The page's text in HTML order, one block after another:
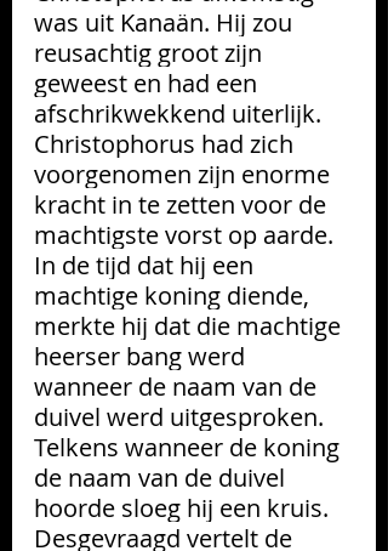
was uit Kanaän. Hij zou
reusachtig groot zijn
geweest en had een
afschrikwekkend uiterlijk.
Christophorus had zich
voorgenomen zijn enorme
kracht in te zetten voor de
machtigste vorst op aarde.
In de tijd dat hij een
machtige koning diende,
merkte hij dat die machtige
heerser bang werd
wanneer de naam van de
duivel werd uitgesproken.
Telkens wanneer de koning
de naam van de duivel
hoorde sloeg hij een kruis.
Desgevraagd vertelt de